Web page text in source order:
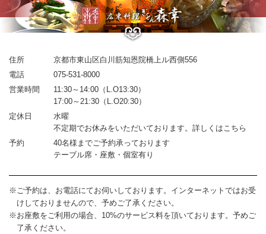
住所
京都市東山区白川筋知恩院橋上ル西側556
電話
075-531-8000
営業時間
11:30～14:00（L.O13:30）
17:00～21:30（L.O20:30）
定休日
水曜
不定期でお休みをいただいております。詳しくはこちら
予約
40名様までご予約承っております
テーブル席・座敷・個室有り
ご予約は、お電話にてお伺いしております。インターネットではお受
けしておりませんので、予めご了承ください。
お座敷をご利用の場合、10%のサービス料を頂いております。予めご
了承ください。